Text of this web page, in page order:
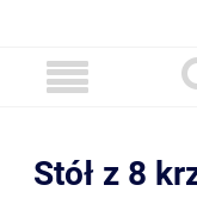
Stół z 8